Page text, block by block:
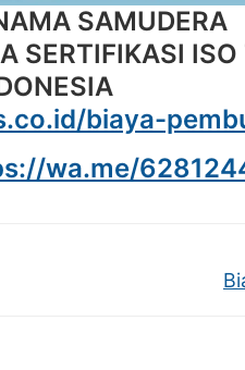
SAMUDERA
SERTIFIKASI ISO
biaya-
wa.me/